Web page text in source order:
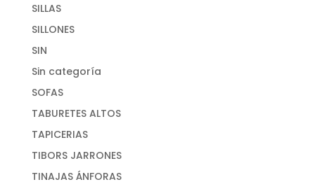
SILLAS
SILLONES
SIN
Sin categoría
SOFAS
TABURETES ALTOS
TAPICERIAS
TIBORS JARRONES
TINAJAS ÁNFORAS